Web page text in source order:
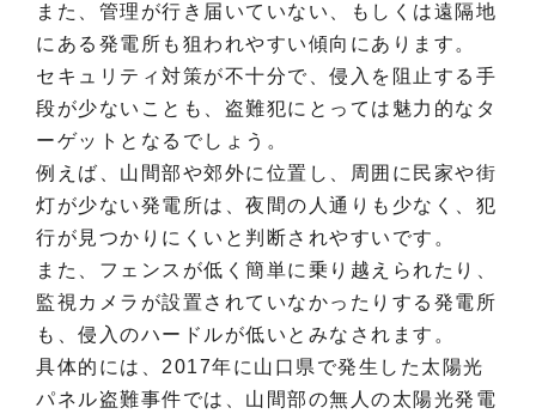
また、管理が行き届いていない、もしくは遠隔地
にある発電所も狙われやすい傾向にあります。
セキュリティ対策が不十分で、侵入を阻止する手
段が少ないことも、盗難犯にとっては魅力的なタ
ーゲットとなるでしょう。
例えば、山間部や郊外に位置し、周囲に民家や街
灯が少ない発電所は、夜間の人通りも少なく、犯
行が見つかりにくいと判断されやすいです。
また、フェンスが低く簡単に乗り越えられたり、
監視カメラが設置されていなかったりする発電所
も、侵入のハードルが低いとみなされます。
具体的には、2017年に山口県で発生した太陽光
パネル盗難事件では、山間部の無人の太陽光発電